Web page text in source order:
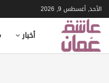
الأحد, أغسطس 9, 2026
أخبار